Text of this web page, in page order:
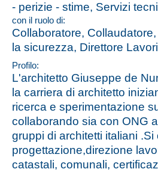
- perizie - stime, Servizi
con il ruolo di:
Collaboratore,
la sicurezza, Direttore
Profilo:
L'architetto Giuseppe de
la carriera di architetto
ricerca e sperimentazione
collaborando sia con ONG
gruppi di architetti italiani .Si
progettazione,direzione
catastali, comunali,